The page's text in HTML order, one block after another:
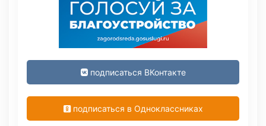
подписаться ВКонтакте
подписаться в Одноклассниках